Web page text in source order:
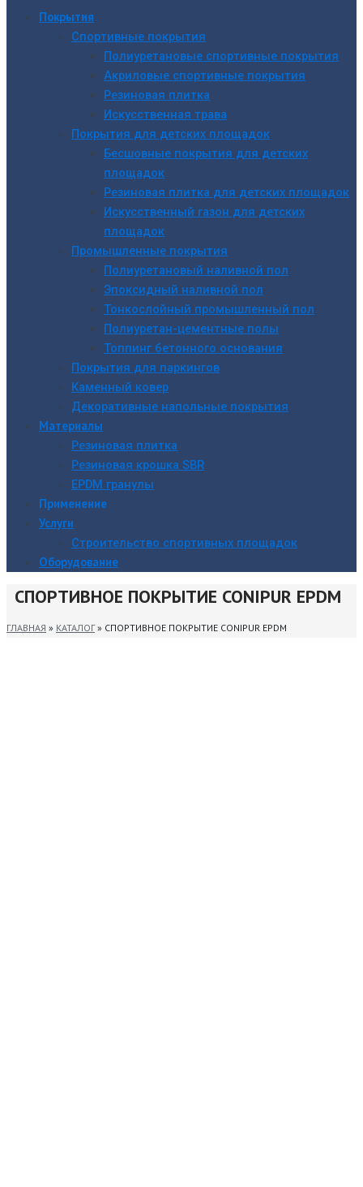
Покрытия
Спортивные покрытия
Полиуретановые спортивные покрытия
Акриловые спортивные покрытия
Резиновая плитка
Искусственная трава
Покрытия для детских площадок
Бесшовные покрытия для детских
площадок
Резиновая плитка для детских площадок
Искусственный газон для детских
площадок
Промышленные покрытия
Полиуретановый наливной пол
Эпоксидный наливной пол
Тонкослойный промышленный пол
Полиуретан-цементные полы
Топпинг бетонного основания
Покрытия для паркингов
Каменный ковер
Декоративные напольные покрытия
Материалы
Резиновая плитка
Резиновая крошка SBR
EPDM гранулы
Применение
Услуги
Строительство спортивных площадок
Оборудование
СПОРТИВНОЕ ПОКРЫТИЕ CONIPUR EPDM
ГЛАВНАЯ » КАТАЛОГ» СПОРТИВНОЕ ПОКРЫТИЕ CONIPUR EPDM